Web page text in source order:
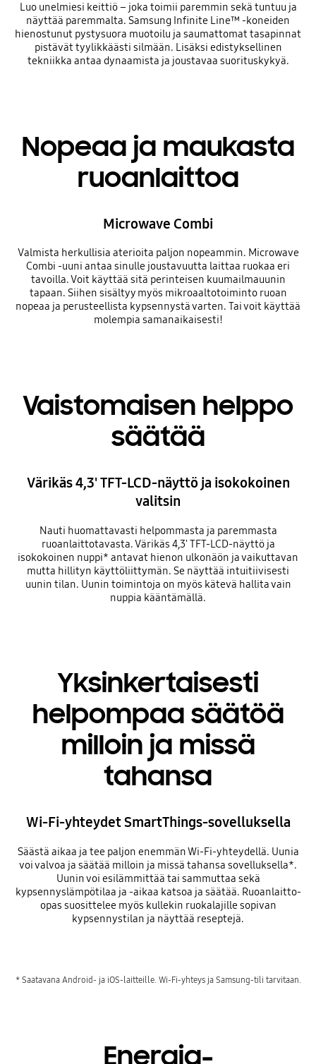
Luo unelmiesi keittiö – joka toimii paremmin sekä tuntuu ja
näyttää paremmalta. Samsung Infinite Line™ -koneiden
hienostunut pystysuora muotoilu ja saumattomat tasapinnat
pistävät tyylikkäästi silmään. Lisäksi edistyksellinen
tekniikka antaa dynaamista ja joustavaa suorituskykyä.
Nopeaa ja maukasta
ruoanlaittoa
Microwave Combi
Valmista herkullisia aterioita paljon nopeammin. Microwave
Combi -uuni antaa sinulle joustavuutta laittaa ruokaa eri
tavoilla. Voit käyttää sitä perinteisen kuumailmauunin
tapaan. Siihen sisältyy myös mikroaaltotoiminto ruoan
nopeaa ja perusteellista kypsennystä varten. Tai voit käyttää
molempia samanaikaisesti!
Vaistomaisen helppo
säätää
Värikäs 4,3' TFT-LCD-näyttö ja isokokoinen
valitsin
Nauti huomattavasti helpommasta ja paremmasta
ruoanlaittotavasta. Värikäs 4,3' TFT-LCD-näyttö ja
isokokoinen nuppi* antavat hienon ulkonäön ja vaikuttavan
mutta hillityn käyttöliittymän. Se näyttää intuitiivisesti
uunin tilan. Uunin toimintoja on myös kätevä hallita vain
nuppia kääntämällä.
Yksinkertaisesti
helpompaa säätöä
milloin ja missä
tahansa
Wi-Fi-yhteydet SmartThings-sovelluksella
Säästä aikaa ja tee paljon enemmän Wi-Fi-yhteydellä. Uunia
voi valvoa ja säätää milloin ja missä tahansa sovelluksella*.
Uunin voi esilämmittää tai sammuttaa sekä
kypsennyslämpötilaa ja -aikaa katsoa ja säätää. Ruoanlaitto-
opas suosittelee myös kullekin ruokalajille sopivan
kypsennystilan ja näyttää reseptejä.
* Saatavana Android- ja iOS-laitteille. Wi-Fi-yhteys ja Samsung-tili tarvitaan.
Energia-